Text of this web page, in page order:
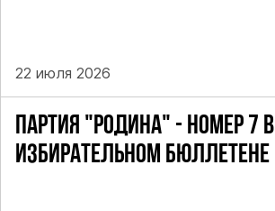
ПАРТИЯ "РОДИНА" - НОМЕР 7 В
ИЗБИРАТЕЛЬНОМ БЮЛЛЕТЕНЕ
22 июля 2026